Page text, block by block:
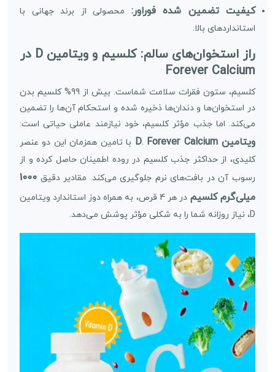
کیفیت تضمین شده فوراور: محصولی از برند جهانی با
استانداردهای بالا.
راز استخوان‌های سالم: کلسیم و ویتامین D در
Forever Calcium
کلسیم، ستون فقرات سلامت شماست. بیش از 99% کلسیم بدن
در استخوان‌ها و دندان‌ها ذخیره شده و استحکام آن‌ها را تضمین
می‌کند. اما جذب مؤثر کلسیم، خود نیازمند عاملی حیاتی است:
ویتامین D . Forever Calcium
با تامین همزمان این دو عنصر
کلیدی، از حداکثر جذب کلسیم در روده اطمینان حاصل کرده و از
رسوب آن در بافت‌های نرم جلوگیری می‌کند. مقادیر دقیق 1000
میلی‌گرم کلسیم
در هر 4 قرص، به همراه دوز استاندارد ویتامین
D، نیاز روزانه شما را به شکلی مؤثر پوشش می‌دهد.